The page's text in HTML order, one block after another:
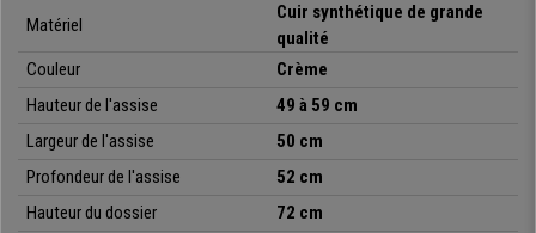
Matériel
Cuir synthétique de grande
qualité
Couleur
Crème
Hauteur de l'assise
49 à 59 cm
Largeur de l'assise
50 cm
Profondeur de l'assise
52 cm
Hauteur du dossier
72 cm